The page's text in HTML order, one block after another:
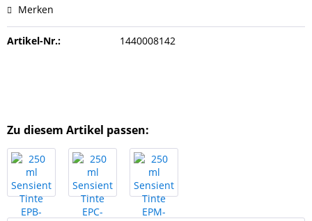
Merken
Artikel-Nr.: 1440008142
Zu diesem Artikel passen: